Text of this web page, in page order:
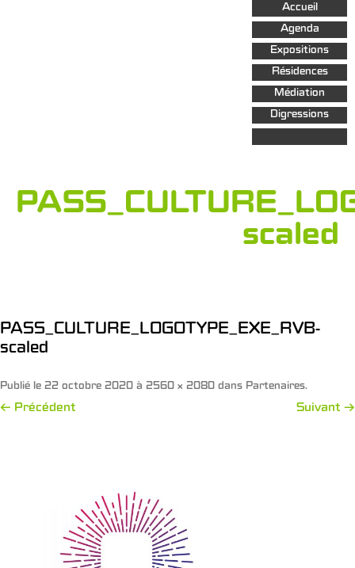
Aller au
contenu
principal
Accueil
Agenda
Expositions
Résidences
Médiation
Digressions
scaled
PASS_CULTURE_LOGOTYPE_EXE_RVB-
scaled
Publié le 22 octobre 2020 à 2560 × 2080 dans Partenaires.
← Précédent Suivant →